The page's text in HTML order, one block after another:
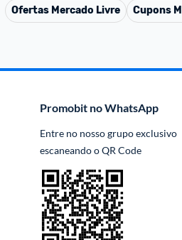
Ofertas Mercado Livre Cupons
Promobit no WhatsApp
Entre no nosso grupo exclusivo
escaneando o QR Code